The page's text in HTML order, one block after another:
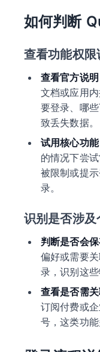
如何判断
查看功能权限
查看官方说
文档或应用
要登录、哪
致丢失数据。
试用核心功
的情况下尝
被限制或提
录。
识别是否涉
判断是否会保
偏好或需要
录，识别这
查看是否需
订阅付费或
号，这类功